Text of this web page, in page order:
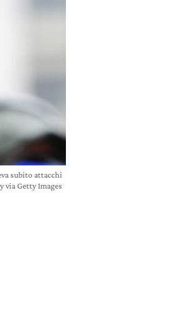
subito attacchi
via Getty Images